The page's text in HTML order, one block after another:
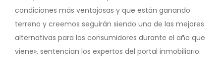
condiciones más ventajosas y que están ganando
terreno y creemos seguirán siendo una de las mejores
alternativas para los consumidores durante el año que
viene», sentencian los expertos del portal inmobiliario.